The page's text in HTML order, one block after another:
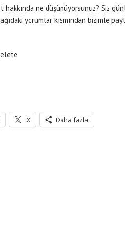
hakkında ne düşünüyorsunuz? Siz
yorumlar kısmından bizimle
X Daha fazla